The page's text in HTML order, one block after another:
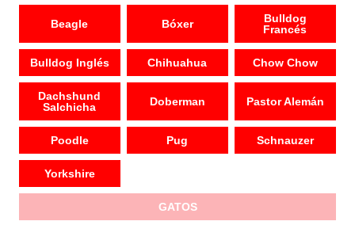
Beagle Bóxer
Bulldog
Francés
Bulldog Inglés Chihuahua Chow Chow
Dachshund
Salchicha
Doberman Pastor Alemán
Poodle Pug Schnauzer
Yorkshire
GATOS